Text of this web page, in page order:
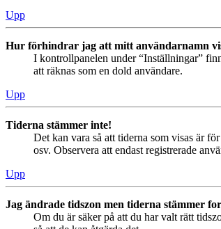
Upp
Hur förhindrar jag att mitt användarnamn
I kontrollpanelen under “Inställningar”
att räknas som en dold användare.
Upp
Tiderna stämmer inte!
Det kan vara så att tiderna som visas är
osv. Observera att endast registrerade
Upp
Jag ändrade tidszon men tiderna stämmer
Om du är säker på att du har valt rätt